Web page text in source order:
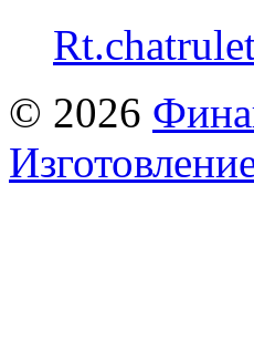
© 2026